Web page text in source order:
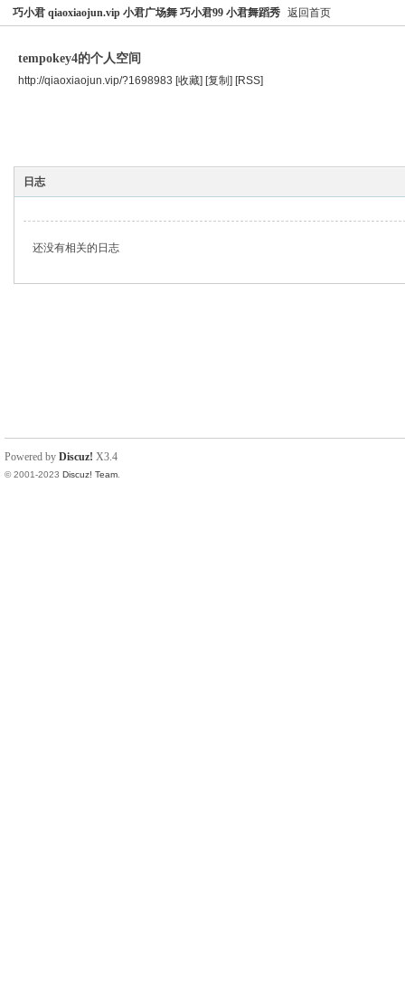
巧小君 qiaoxiaojun.vip 小君广场舞 巧小君99 小君舞蹈秀 返回首页
tempokey4的个人空间
http://qiaoxiaojun.vip/?1698983 [收藏] [复制] [RSS]
日志
还没有相关的日志
Powered by Discuz! X3.4
© 2001-2023 Discuz! Team